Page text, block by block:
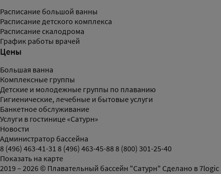
Расписание большой ванны
Расписание детского комплекса
Расписание скалодрома
График работы врачей
Цены
Большая ванна
Комплексные группы
Детские и молодежные группы по плаванию
Гигиенические, лечебные и бытовые услуги
Банкетное обслуживание
Услуги в гостинице «Сатурн»
Новости
Администратор бассейна
8 (496) 463-41-31 8 (496) 463-45-888 (800) 301-25-40
Показать на карте
2019 – 2026 © Плавательный бассейн "Сатурн" Сделано в7logic